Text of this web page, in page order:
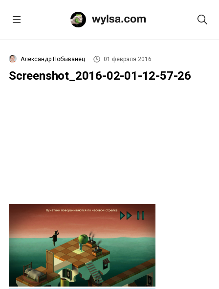
Александр Побыванец 01 февраля 2016
Screenshot_2016-02-01-12-57-26